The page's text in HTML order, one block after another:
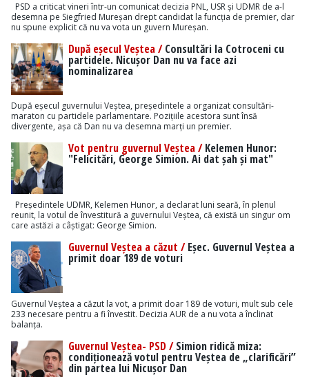
PSD a criticat vineri într-un comunicat decizia PNL, USR și UDMR de a-l
desemna pe Siegfried Mureșan drept candidat la funcția de premier, dar
nu spune explicit că nu va vota un guvern Mureșan.
După eșecul Veștea /Consultări la Cotroceni cu
partidele. Nicușor Dan nu va face azi
nominalizarea
După eșecul guvernului Veștea, președintele a organizat consultări-
maraton cu partidele parlamentare. Pozițiile acestora sunt însă
divergente, așa că Dan nu va desemna marți un premier.
Vot pentru guvernul Veștea /Kelemen Hunor:
"Felicitări, George Simion. Ai dat șah și mat"
Președintele UDMR, Kelemen Hunor, a declarat luni seară, în plenul
reunit, la votul de învestitură a guvernului Veștea, că există un singur om
care astăzi a câștigat: George Simion.
Guvernul Veștea a căzut /Eșec. Guvernul Veștea a
primit doar 189 de voturi
Guvernul Veștea a căzut la vot, a primit doar 189 de voturi, mult sub cele
233 necesare pentru a fi învestit. Decizia AUR de a nu vota a înclinat
balanța.
Guvernul Veștea- PSD /Simion ridică miza:
condiționează votul pentru Veștea de „clarificări”
din partea lui Nicușor Dan